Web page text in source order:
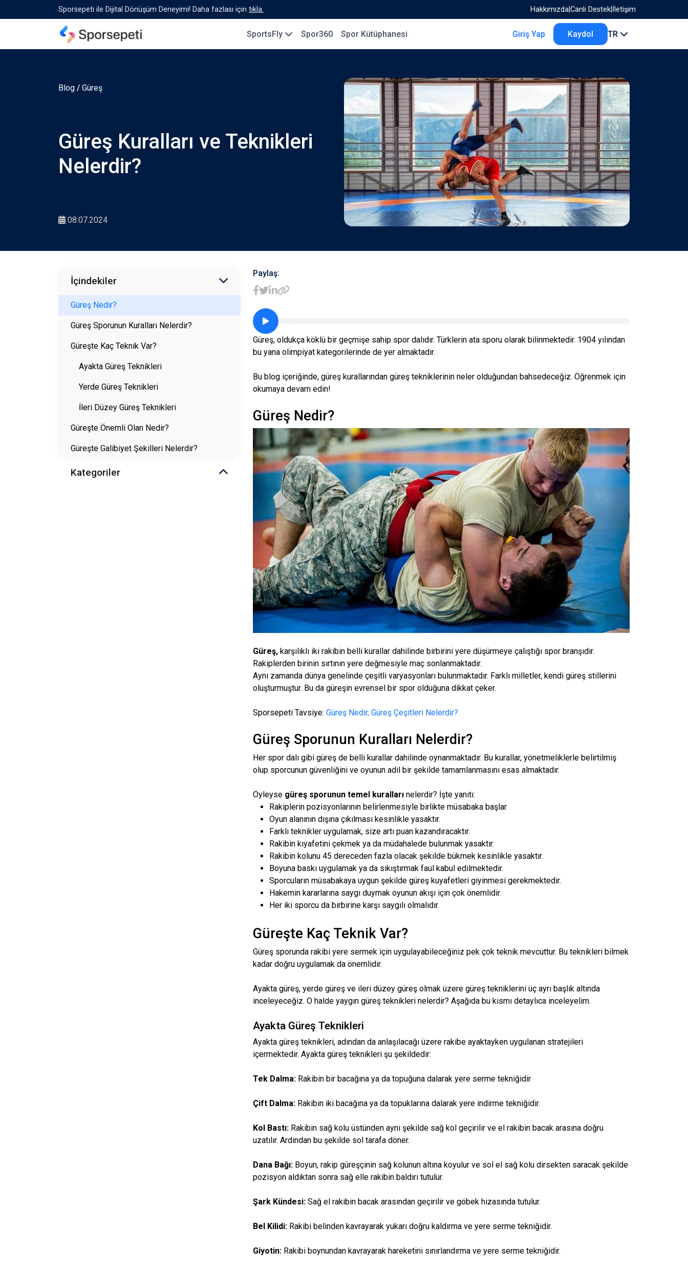
Sporsepeti ile Dijital Dönüşüm Deneyimi! Daha fazlası için tıkla. HakkımızdaCanlı Destek İletişim
SportsFly Spor360 Spor Kütüphanesi Giriş Yap Kaydol TR
Blog / Güreş
Güreş Kuralları ve Teknikleri
Nelerdir?
08.07.2024
İçindekiler
Güreş Nedir?
Güreş Sporunun Kuralları Nelerdir?
Güreşte Kaç Teknik Var?
Ayakta Güreş Teknikleri
Yerde Güreş Teknikleri
İleri Düzey Güreş Teknikleri
Güreşte Önemli Olan Nedir?
Güreşte Galibiyet Şekilleri Nelerdir?
Kategoriler
Paylaş:
Güreş, oldukça köklü bir geçmişe sahip spor dalıdır. Türklerin ata sporu olarak bilinmektedir. 1904 yılından
bu yana olimpiyat kategorilerinde de yer almaktadır.
Bu blog içeriğinde, güreş kurallarından güreş tekniklerinin neler olduğundan bahsedeceğiz. Öğrenmek için
okumaya devam edin!
Güreş Nedir?
Güreş, karşılıklı iki rakibin belli kurallar dahilinde birbirini yere düşürmeye çalıştığı spor branşıdır.
Rakiplerden birinin sırtının yere değmesiyle maç sonlanmaktadır.
Aynı zamanda dünya genelinde çeşitli varyasyonları bulunmaktadır. Farklı milletler, kendi güreş stillerini
oluşturmuştur. Bu da güreşin evrensel bir spor olduğuna dikkat çeker.
Sporsepeti Tavsiye: Güreş Nedir, Güreş Çeşitleri Nelerdir?
Güreş Sporunun Kuralları Nelerdir?
Her spor dalı gibi güreş de belli kurallar dahilinde oynanmaktadır. Bu kurallar, yönetmeliklerle belirtilmiş
olup sporcunun güvenliğini ve oyunun adil bir şekilde tamamlanmasını esas almaktadır.
Öyleyse güreş sporunun temel kuralları nelerdir? İşte yanıtı:
Rakiplerin pozisyonlarının belirlenmesiyle birlikte müsabaka başlar.
Oyun alanının dışına çıkılması kesinlikle yasaktır.
Farklı teknikler uygulamak, size artı puan kazandıracaktır.
Rakibin kıyafetini çekmek ya da müdahalede bulunmak yasaktır.
Rakibin kolunu 45 dereceden fazla olacak şekilde bükmek kesinlikle yasaktır.
Boyuna baskı uygulamak ya da sıkıştırmak faul kabul edilmektedir.
Sporcuların müsabakaya uygun şekilde güreş kuyafetleri giyinmesi gerekmektedir.
Hakemin kararlarına saygı duymak oyunun akışı için çok önemlidir.
Her iki sporcu da birbirine karşı saygılı olmalıdır.
Güreşte Kaç Teknik Var?
Güreş sporunda rakibi yere sermek için uygulayabileceğiniz pek çok teknik mevcuttur. Bu teknikleri bilmek
kadar doğru uygulamak da önemlidir.
Ayakta güreş, yerde güreş ve ileri düzey güreş olmak üzere güreş tekniklerini üç ayrı başlık altında
inceleyeceğiz. O halde yaygın güreş teknikleri nelerdir? Aşağıda bu kısmı detaylıca inceleyelim.
Ayakta Güreş Teknikleri
Ayakta güreş teknikleri, adından da anlaşılacağı üzere rakibe ayaktayken uygulanan stratejileri
içermektedir. Ayakta güreş teknikleri şu şekildedir:
Tek Dalma: Rakibin bir bacağına ya da topuğuna dalarak yere serme tekniğidir.
Çift Dalma: Rakibin iki bacağına ya da topuklarına dalarak yere indirme tekniğidir.
Kol Bastı: Rakibin sağ kolu üstünden aynı şekilde sağ kol geçirilir ve el rakibin bacak arasına doğru
uzatılır. Ardından bu şekilde sol tarafa döner.
Dana Bağı: Boyun, rakip güreşçinin sağ kolunun altına koyulur ve sol el sağ kolu dirsekten saracak şekilde
pozisyon aldıktan sonra sağ elle rakibin baldırı tutulur.
Şark Kündesi: Sağ el rakibin bacak arasından geçirilir ve göbek hizasında tutulur.
Bel Kilidi: Rakibi belinden kavrayarak yukarı doğru kaldırma ve yere serme tekniğidir.
Giyotin: Rakibi boynundan kavrayarak hareketini sınırlandırma ve yere serme tekniğidir.